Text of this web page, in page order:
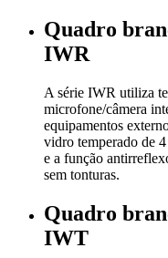
Quadro
IWR
A série IWR utiliza
microfone/câmera
equipamentos
vidro temperado de
e a função
sem tonturas.
Quadro
IWT